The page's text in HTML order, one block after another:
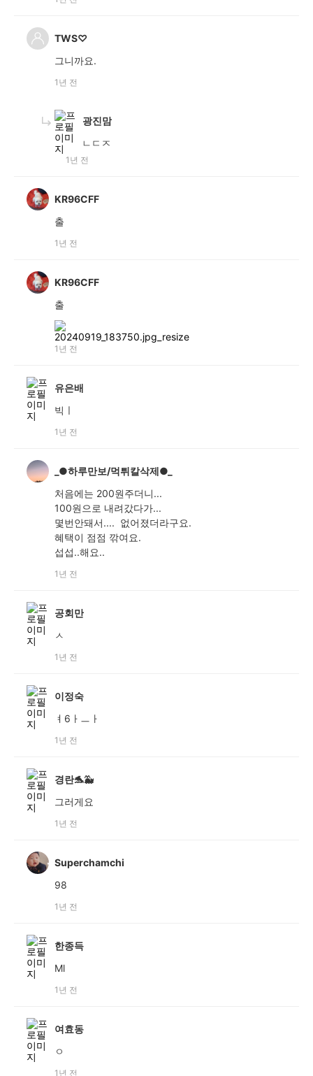
TWS♡
그니까요.
1년 전
광진맘
ㄴㄷㅈ
1년 전
KR96CFF
출
1년 전
KR96CFF
출
1년 전
유은배
빅ㅣ
1년 전
_●하루만보/먹튀칼삭제●_
처음에는 200원주더니...
100원으로 내려갔다가...
몇번안돼서.... 없어졌더라구요.
혜택이 점점 깎여요.
섭섭..해요..
1년 전
공회만
ㅅ
1년 전
이정숙
ㅕ6ㅏㅡㅏ
1년 전
경란🐬🐳
그러게요
1년 전
Superchamchi
98
1년 전
한종득
Ml
1년 전
여효동
ㅇ
1년 전